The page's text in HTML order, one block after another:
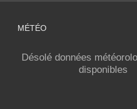
MÉTÉO
Désolé données
disponibles